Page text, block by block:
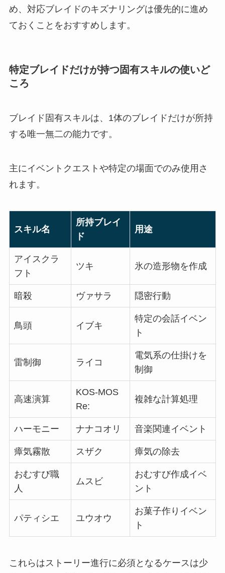
め、対応ブレイドのキズナリングは優先的に進め
ておくことをおすすめします。
特定ブレイドだけが持つ固有スキルの使いど
ころ
ブレイド固有スキルは、1体のブレイドだけが所持
する唯一無二の能力です。
主にイベントクエストや特定の場面でのみ使用さ
れます。
スキル名
所持ブレイ
ド
用途
アイスクラ
フト
ツキ 氷の造形物を作成
暗殺 ヴァサラ 隠密行動
鳥頭 イブキ
特定の会話イベン
ト
雷制御 ライコ
電気系の仕掛けを
制御
高速演算
KOS-MOS
Re:
複雑な計算処理
ハーモニー ナナコオリ 音楽関連イベント
瘴気霧散 スザク 瘴気の除去
おむすび職
人
ムスビ
おむすび作成イベ
ント
パティシエ ユウオウ
お菓子作りイベン
ト
これらはストーリー進行に必須となるケースは少